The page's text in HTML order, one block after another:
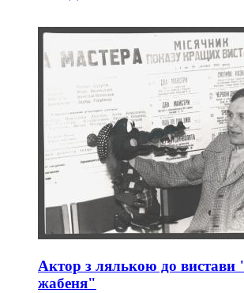
Актор з лялькою до вистави
жабеня"